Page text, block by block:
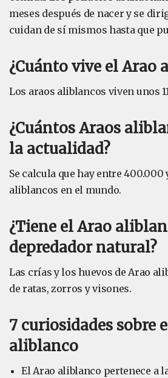
meses después de nacer y se
cuidan de sí mismos hasta que
¿Cuánto vive el Arao
Los araos aliblancos viven unos
¿Cuántos Araos
la actualidad?
Se calcula que hay entre 400.000
aliblancos en el mundo.
¿Tiene el Arao
depredador natural?
Las crías y los huevos de Arao
de ratas, zorros y visones.
7 curiosidades sobre
aliblanco
El Arao aliblanco pertenece a